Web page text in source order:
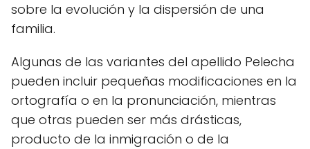
sobre la evolución y la dispersión de una
familia.
Algunas de las variantes del apellido Pelecha
pueden incluir pequeñas modificaciones en la
ortografía o en la pronunciación, mientras
que otras pueden ser más drásticas,
producto de la inmigración o de la